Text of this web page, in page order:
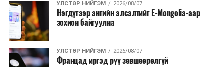
УЛСТӨР НИЙГЭМ 2026/08/07
Нэгдүгээр ангийн элсэлтийг E-Mongolia-аар
зохион байгуулна
УЛСТӨР НИЙГЭМ 2026/08/07
Францад иргэд рүү зөвшөөрөлгүй